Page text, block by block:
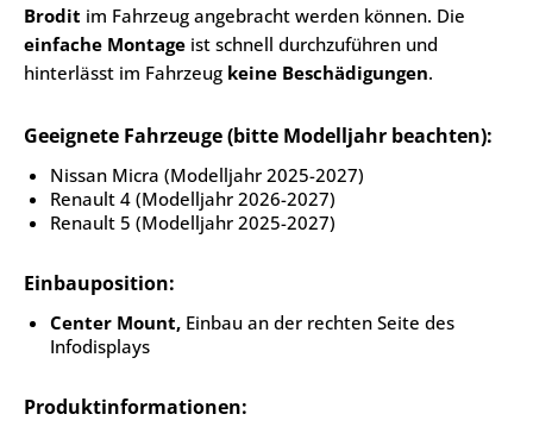
Brodit im Fahrzeug angebracht werden können. Die
einfache Montage ist schnell durchzuführen und
hinterlässt im Fahrzeug keine Beschädigungen.
Geeignete Fahrzeuge (bitte Modelljahr beachten):
Nissan Micra (Modelljahr 2025-2027)
Renault 4 (Modelljahr 2026-2027)
Renault 5 (Modelljahr 2025-2027)
Einbauposition:
Center Mount, Einbau an der rechten Seite des
Infodisplays
Produktinformationen: